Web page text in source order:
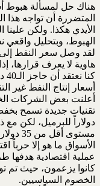
هناك حل لمسألة هبوط
المتضررة أن تواجه هذا
الأيدي هكذا. ولكن
الهبوط، وبتحليل
هاوية لا يعرف قرارها،
أعلنت بعض الشركات
دولاراً للبرميل، لكن مع
مستوى
الأسواق ما هو إلا
عملية اقتصادية هدفها
كانوا يزعمون، حيث تم
الخصوم السياسيين.